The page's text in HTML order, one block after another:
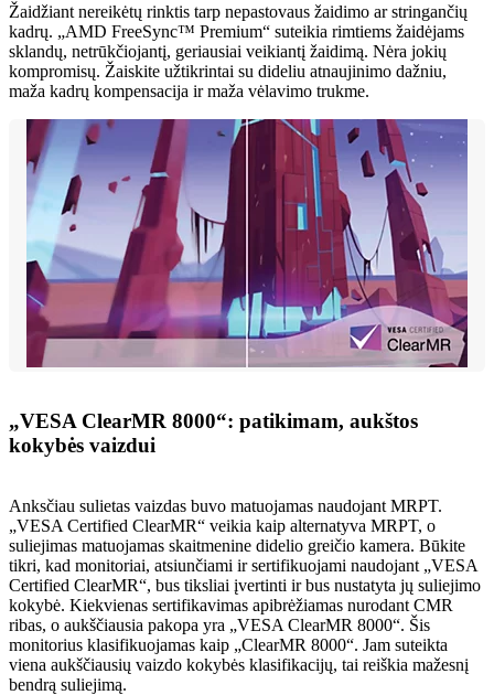
Žaidžiant nereikėtų rinktis tarp nepastovaus žaidimo ar stringančių
kadrų. „AMD FreeSync™ Premium“ suteikia rimtiems žaidėjams
sklandų, netrūkčiojantį, geriausiai veikiantį žaidimą. Nėra jokių
kompromisų. Žaiskite užtikrintai su dideliu atnaujinimo dažniu,
maža kadrų kompensacija ir maža vėlavimo trukme.
„VESA ClearMR 8000“: patikimam, aukštos
kokybės vaizdui
Anksčiau sulietas vaizdas buvo matuojamas naudojant MRPT.
„VESA Certified ClearMR“ veikia kaip alternatyva MRPT, o
suliejimas matuojamas skaitmenine didelio greičio kamera. Būkite
tikri, kad monitoriai, atsiunčiami ir sertifikuojami naudojant „VESA
Certified ClearMR“, bus tiksliai įvertinti ir bus nustatyta jų suliejimo
kokybė. Kiekvienas sertifikavimas apibrėžiamas nurodant CMR
ribas, o aukščiausia pakopa yra „VESA ClearMR 8000“. Šis
monitorius klasifikuojamas kaip „ClearMR 8000“. Jam suteikta
viena aukščiausių vaizdo kokybės klasifikacijų, tai reiškia mažesnį
bendrą suliejimą.